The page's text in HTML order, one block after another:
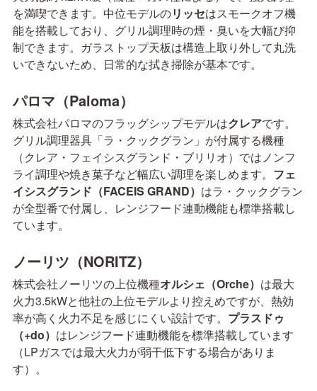
を満喫できます。中位モデルのリッセはスモークオフ機
能を搭載しており、グリル調理時の煙・臭いを大幅び抑
制できます。ガラストップ天板は構造上取り外して丸洗
いできないため、日常的な拭き掃除が基本です。
パロマ（Paloma）
株式会社パロマのフラッグシップモデルはクレアです。
グリル調理器具「ラ・クックグラン」が付属する機種
（クレア・フェイシスグランド・ブリリオ）ではノンフ
ライ調理や焼き菓子など幅広い調理を楽しめます。 フェ
イシスグランド（FACEIS GRAND） はラ・クックグラン
が全型番で付属し、レンジフード連動機能も標準搭載し
ています。
ノーリツ（NORITZ）
株式会社ノーリツの上位機種オルシェ（Orche） は最大
火力3.5kWと他社の上位モデルより控えめですが、熱効
率が高く火力不足を感じにくい設計です。 プラスドゥ
（+do） はレンジフード連動機能を標準搭載しています
（LPガスでは最大火力が弱干低下する場合がありま
す）。